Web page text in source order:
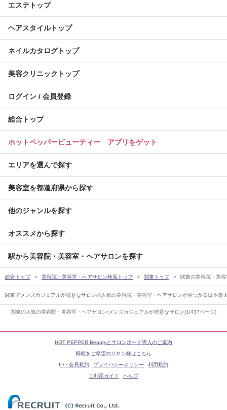
関東の人気の美容院・美容室・ヘアサロン/メンズカジュアルが得意なサロン(1/437ページ)
エステトップ
ヘアスタイルトップ
ネイルカタログトップ
美容クリニックトップ
ログイン / 会員登録
総合トップ
ホットペッパービューティー アプリをゲット
エリアを選んで探す
美容室を都道府県から探す
他のジャンルを探す
オススメから探す
駅から美容院・美容室・ヘアサロンを探す
総合トップ 美容院・美容室・ヘアサロン検索トップ 関東トップ 関東の美容院・美
関東でメンズカジュアルが得意なサロンの人気の美容院・美容室・ヘアサロンが見つかる日本
HOT PEPPER Beautyとサロンボード導入のご案内
掲載をご希望のサロン様はこちら
ID・会員規約
プライバシーポリシー
利用規約
ご利用ガイド
ヘルプ